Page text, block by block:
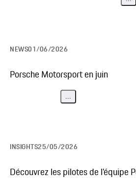
NEWS01/06/2026
Porsche Motorsport en juin
...
INSIGHTS25/05/2026
Découvrez les pilotes de l'équipe